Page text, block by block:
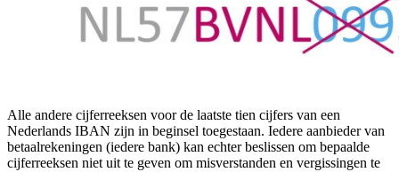
Alle andere cijferreeksen voor de laatste tien cijfers van een
Nederlands IBAN zijn in beginsel toegestaan. Iedere aanbieder van
betaalrekeningen (iedere bank) kan echter beslissen om bepaalde
cijferreeksen niet uit te geven om misverstanden en vergissingen te